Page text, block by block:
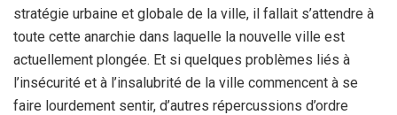
stratégie urbaine et globale de la ville, il fallait s’attendre à
toute cette anarchie dans laquelle la nouvelle ville est
actuellement plongée. Et si quelques problèmes liés à
l’insécurité et à l’insalubrité de la ville commencent à se
faire lourdement sentir, d’autres répercussions d’ordre